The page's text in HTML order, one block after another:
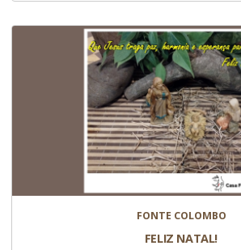
FONTE COLOMBO
FELIZ NATAL!